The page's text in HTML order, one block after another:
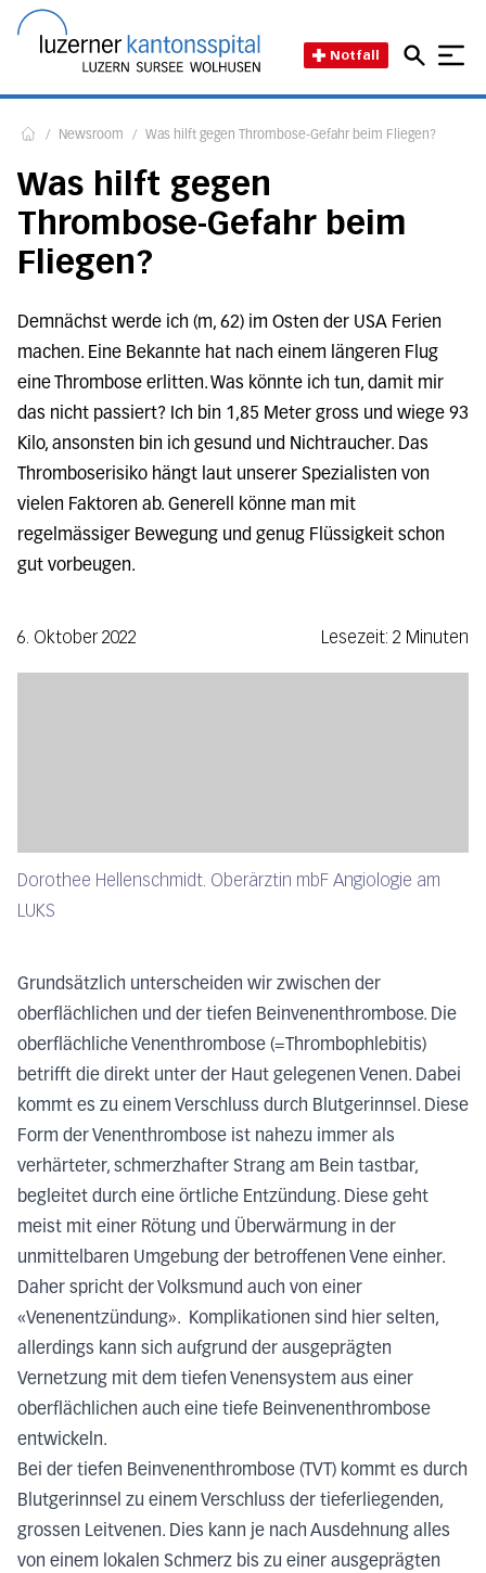
Notfall
/ Newsroom / Was hilft gegen Thrombose-Gefahr beim Fliegen?
Was hilft gegen
Thrombose-Gefahr beim
Fliegen?
Demnächst werde ich (m, 62) im Osten der USA Ferien
machen. Eine Bekannte hat nach einem längeren Flug
eine Thrombose erlitten. Was könnte ich tun, damit mir
das nicht passiert? Ich bin 1,85 Meter gross und wiege 93
Kilo, ansonsten bin ich gesund und Nichtraucher. Das
Thromboserisiko hängt laut unserer Spezialisten von
vielen Faktoren ab. Generell könne man mit
regelmässiger Bewegung und genug Flüssigkeit schon
gut vorbeugen.
6. Oktober 2022 Lesezeit: 2 Minuten
Dorothee Hellenschmidt. Oberärztin mbF Angiologie am
LUKS
Grundsätzlich unterscheiden wir zwischen der
oberflächlichen und der tiefen Beinvenenthrombose. Die
oberflächliche Venenthrombose (=Thrombophlebitis)
betrifft die direkt unter der Haut gelegenen Venen. Dabei
kommt es zu einem Verschluss durch Blutgerinnsel. Diese
Form der Venenthrombose ist nahezu immer als
verhärteter, schmerzhafter Strang am Bein tastbar,
begleitet durch eine örtliche Entzündung. Diese geht
meist mit einer Rötung und Überwärmung in der
unmittelbaren Umgebung der betroffenen Vene einher.
Daher spricht der Volksmund auch von einer
«Venenentzündung». Komplikationen sind hier selten,
allerdings kann sich aufgrund der ausgeprägten
Vernetzung mit dem tiefen Venensystem aus einer
oberflächlichen auch eine tiefe Beinvenenthrombose
entwickeln.
Bei der tiefen Beinvenenthrombose (TVT) kommt es durch
Blutgerinnsel zu einem Verschluss der tieferliegenden,
grossen Leitvenen. Dies kann je nach Ausdehnung alles
von einem lokalen Schmerz bis zu einer ausgeprägten